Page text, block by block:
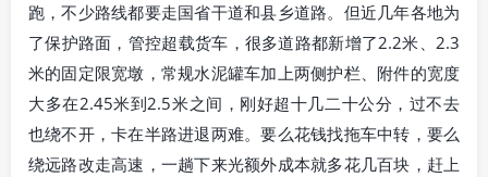
跑，不少路线都要走国省干道和县乡道路。但近几年各地为
了保护路面，管控超载货车，很多道路都新增了2.2米、2.3
米的固定限宽墩，常规水泥罐车加上两侧护栏、附件的宽度
大多在2.45米到2.5米之间，刚好超十几二十公分，过不去
也绕不开，卡在半路进退两难。要么花钱找拖车中转，要么
绕远路改走高速，一趟下来光额外成本就多花几百块，赶上